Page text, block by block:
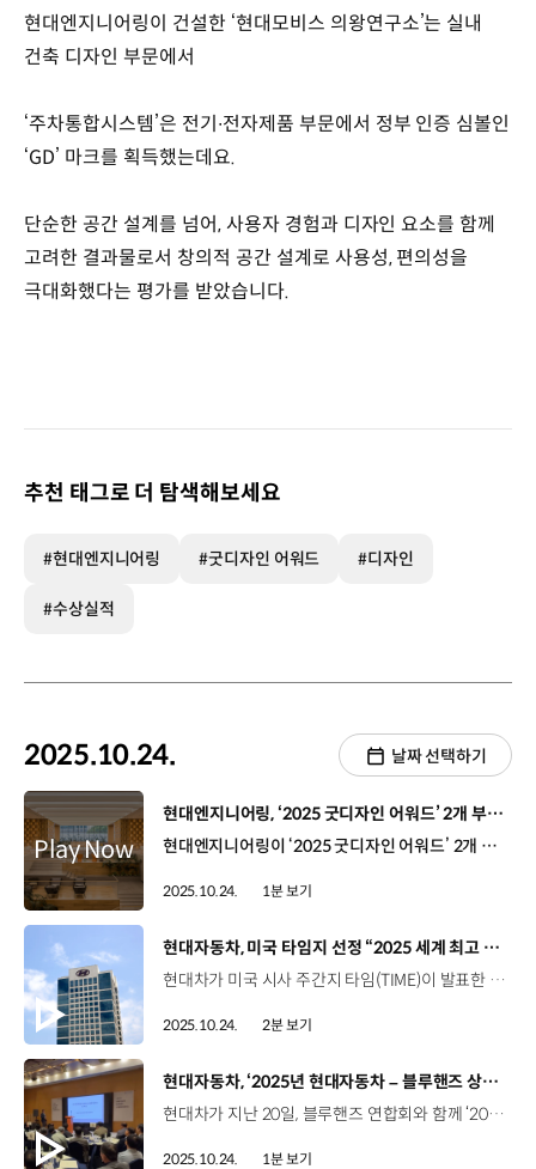
현대엔지니어링이 건설한 ‘현대모비스 의왕연구소’는 실내
건축 디자인 부문에서
‘주차통합시스템’은 전기∙전자제품 부문에서 정부 인증 심볼인
‘GD’ 마크를 획득했는데요.
단순한 공간 설계를 넘어, 사용자 경험과 디자인 요소를 함께
고려한 결과물로서 창의적 공간 설계로 사용성, 편의성을
극대화했다는 평가를 받았습니다.
추천 태그로 더 탐색해보세요
#현대엔지니어링 #굿디자인 어워드 #디자인
#수상실적
2025.10.24. 날짜 선택하기
[동영상]
현대엔지니어링, ‘2025 굿디자인 어워드’ 2개 부문 우수디자인 선정
현대엔지니어링이 ‘2025 굿디자인 어워드’ 2개 부문에서 우수디자인(GD)으로 선정되며 공간 디자인 역량을 입증했습니다. ‘굿디자인 어워드’는 지난 1985년부터 매년, 산업통상자원부의 주최로 심미성·창의성·사용성 등을 다각적으로 평가하는 시상식입니다. 현대엔지니어링이 건설한 ‘현대모비스 의왕연구소’는 실내 건축 디자인 부문에서 ‘주차통합시스템’은 전기∙전자제품 부문에서 정부 인증 심볼인 ‘GD’ 마크를 획득했는데요. 단순한 공간 설계를 넘어, 사용자 경험과 디자인 요소를 함께 고려한 결과물로서 창의적 공간 설계로 사용성, 편의성을 극대화했다는 평가를 받았습니다.
2025.10.24. 1분 보기
[동영상]
현대자동차, 미국 타임지 선정 “2025 세계 최고 기업” 평가 국내 기업 중 1위
현대차가 미국 시사 주간지 타임(TIME)이 발표한 ‘2025 세계 최고 기업(World’s Best Companies 2025)’ 평가에서 국내 기업 중 1위를 기록했습니다. 타임지는 지난 2023년부터 글로벌 데이터 및 비즈니스 정보 플랫폼 기업인 독일 스태티스타(Statista)와 함께 임직원 만족도, 기업 성장률, ESG 등 다양한 요소를 기반으로 세계 최고 기업 1,000개를 선정해 오고 있는데요. 현대차는 올해 33위로, 지난해 192위에서 159계단 상승했습니다. 이번 평가에서 상위 100대 기업에 포함된 국내 기업은 현대차가 유일하며, 48위에 오른 일본 토요타를 제치고 아시아 완성차 업체 중에도 가장 높은 순위를 차지했습니다. 이처럼 가파른 순위 상승은 글로벌 임직원의 만족도와 지속적인 매출 성장, ESG에 대한 노력이 영향을 끼친 것으로 분석되는데요. 실제로 현대차는 현대차그룹이 매년 시행하는 임직원 업무 만족도 조사에서 지난해 역대 조사 결과 중 가장 높은 점수를 기록하고, 자발적 이직률도 국내 기업 중 가장 낮았습니다. 최근 3년간 실적도 2022년 142조 원에서 2024년 175조 원으로 약 23% 증가하며 뚜렷한 성장세를 보였습니다. 이와 함께 대규모 재생에너지 구매 계약 체결 등 2045년 탄소 중립 비전 달성을 위해 노력하고, 선임 사외이사 제도 도입 등 주주 가치를 제고하고 이사회의 독립성과 전문성을 높이기 위해 다양한 노력을 지속하고 있습니다. 이번 결과는 공신력 높은 외부 기관의 평가로, 투자자 신뢰를 강화하고 브랜드를 긍정적으로 확산시키는 데에도 기여할 것으로 기대됩니다.
2025.10.24. 2분 보기
[동영상]
현대자동차, ‘2025년 현대자동차 – 블루핸즈 상생협력 세미나
현대차가 지난 20일, 블루핸즈 연합회와 함께 ‘2025 블루핸즈 상생협력세미나’를 개최했습니다. 현대차의 공식 서비스 협력사인 블루핸즈는 전국 1,200여 개의 네트워크를 바탕으로 고객과 가장 가까운 곳에서 서비스를 제공하기 위해 노력하고 있는데요. 이번 행사는 블루핸즈 연합회 리더를 대상으로 상생관계의 파트너십을 강화하고 정비산업의 미래 경쟁력을 높이고자 마련됐습니다. 참석자들은 제네시스 청주 견학과 블루핸즈 미래 비전 공유회, 명사 특강 등 다채로운 프로그램을 통해 블루핸즈의 역할을 되짚고, 동반 성장의 의미를 되새겼습니다. 현대차는 가맹점의 경영 안정성 확보를 위한 금융 프로그램과 채용 지원 제도를 추진하는 등 블루핸즈와 상생을 확대해 나갈 계획입니다.
2025.10.24. 1분 보기